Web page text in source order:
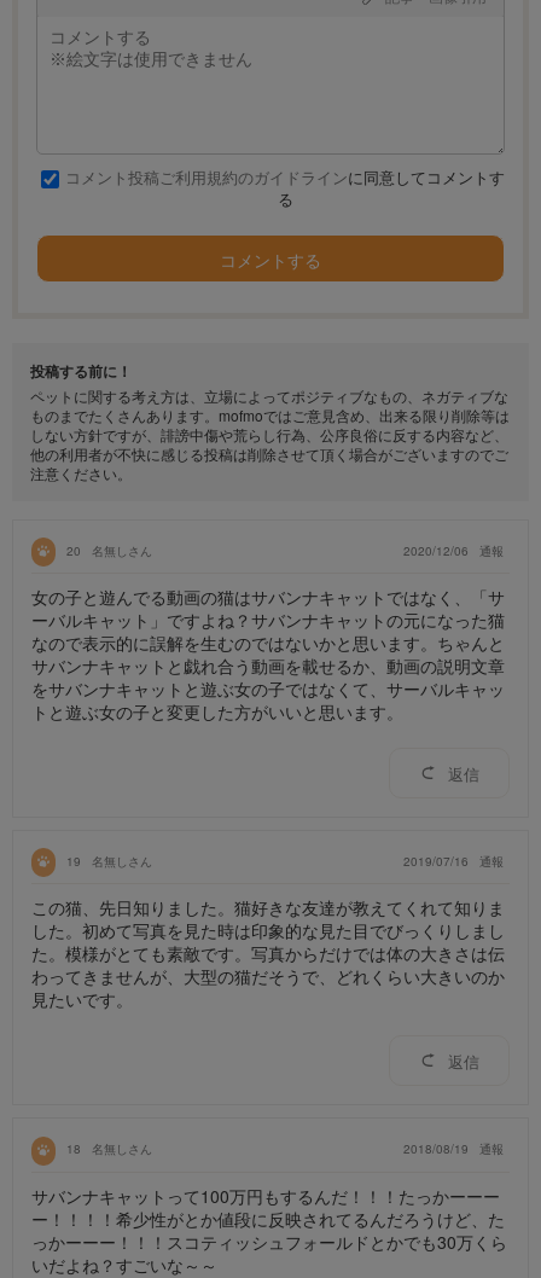
コメント投稿ご利用規約のガイドラインに同意してコメントす
る
コメントする
投稿する前に！
ペットに関する考え方は、立場によってポジティブなもの、ネガティブな
ものまでたくさんあります。mofmoではご意見含め、出来る限り削除等は
しない方針ですが、誹謗中傷や荒らし行為、公序良俗に反する内容など、
他の利用者が不快に感じる投稿は削除させて頂く場合がございますのでご
注意ください。
20 名無しさん 2020/12/06 通報
女の子と遊んでる動画の猫はサバンナキャットではなく、「サ
ーバルキャット」ですよね？サバンナキャットの元になった猫
なので表示的に誤解を生むのではないかと思います。ちゃんと
サバンナキャットと戯れ合う動画を載せるか、動画の説明文章
をサバンナキャットと遊ぶ女の子ではなくて、サーバルキャッ
トと遊ぶ女の子と変更した方がいいと思います。
返信
19 名無しさん 2019/07/16 通報
この猫、先日知りました。猫好きな友達が教えてくれて知りま
した。初めて写真を見た時は印象的な見た目でびっくりしまし
た。模様がとても素敵です。写真からだけでは体の大きさは伝
わってきませんが、大型の猫だそうで、どれくらい大きいのか
見たいです。
返信
18 名無しさん 2018/08/19 通報
サバンナキャットって100万円もするんだ！！！たっかーーー
ー！！！！希少性がとか値段に反映されてるんだろうけど、た
っかーーー！！！スコティッシュフォールドとかでも30万くら
いだよね？すごいな～～